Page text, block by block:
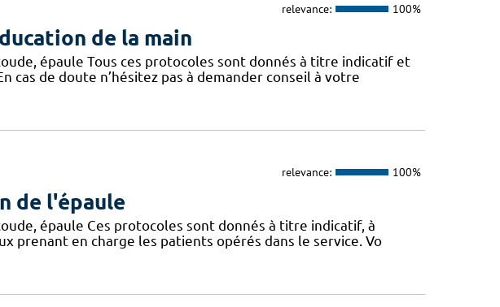
relevance: 100%
de la main
épaule Tous ces protocoles sont donnés à titre indicatif et
cas de doute n’hésitez pas à demander conseil à votre
relevance: 100%
de l'épaule
épaule Ces protocoles sont donnés à titre indicatif, à
prenant en charge les patients opérés dans le service. Vo